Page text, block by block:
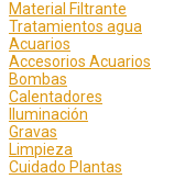
Material Filtrante
Tratamientos agua
Acuarios
Accesorios Acuarios
Bombas
Calentadores
Iluminación
Gravas
Limpieza
Cuidado Plantas